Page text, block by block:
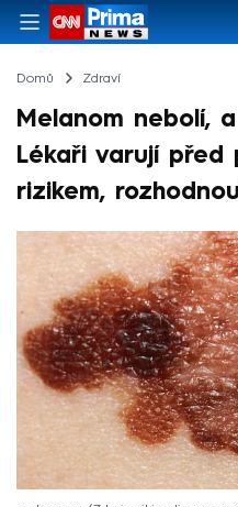
Domů Zdraví
Melanom nebolí,
Lékaři varují před
rizikem,